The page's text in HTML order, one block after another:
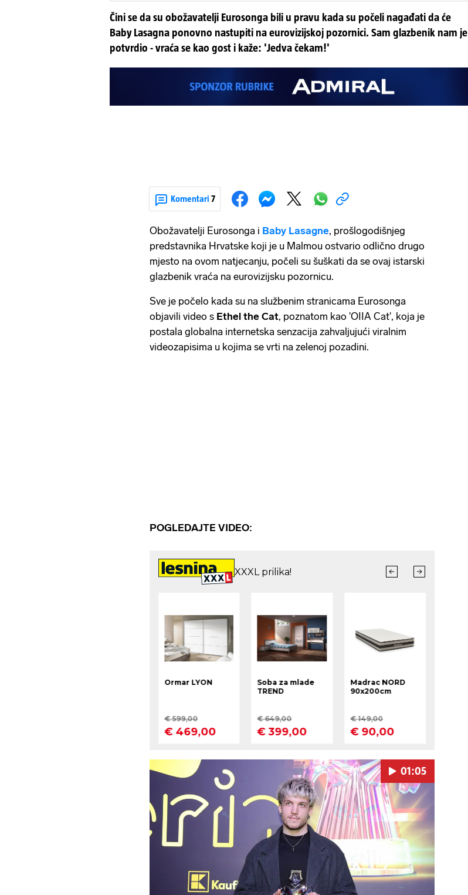
Čini se da su obožavatelji Eurosonga bili u pravu kada su počeli nagađati da će
Baby Lasagna ponovno nastupiti na eurovizijskoj pozornici. Sam glazbenik nam je
potvrdio - vraća se kao gost i kaže: 'Jedva čekam!'
Komentari 7
Obožavatelji Eurosonga i Baby Lasagne, prošlogodišnjeg
predstavnika Hrvatske koji je u Malmou ostvario odlično drugo
mjesto na ovom natjecanju, počeli su šuškati da se ovaj istarski
glazbenik vraća na eurovizijsku pozornicu.
Sve je počelo kada su na službenim stranicama Eurosonga
objavili video s Ethel the Cat, poznatom kao 'OIIA Cat', koja je
postala globalna internetska senzacija zahvaljujući viralnim
videozapisima u kojima se vrti na zelenoj pozadini.
POGLEDAJTE VIDEO:
Pokretanje videa...
01:05